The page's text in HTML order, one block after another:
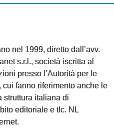
nel 1999, diretto dall’avv.
s.r.l., società iscritta al
presso l’Autorità per le
fanno riferimento anche le
struttura italiana di
editoriale e tlc. NL